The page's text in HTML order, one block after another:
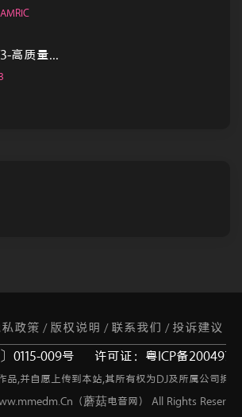
高质量...
政策 / 版权说明 / 联系我们 / 投诉建议
0115-009号 许可证：粤ICP备
品,并自愿上传到本站,其所有权为DJ及所属公司拥
（蘑菇电音网） All Rights